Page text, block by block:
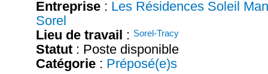
Entreprise : Les Résidences Soleil
Sorel
Lieu de travail : Sorel-Tracy
Statut : Poste disponible
Catégorie : Préposé(e)s